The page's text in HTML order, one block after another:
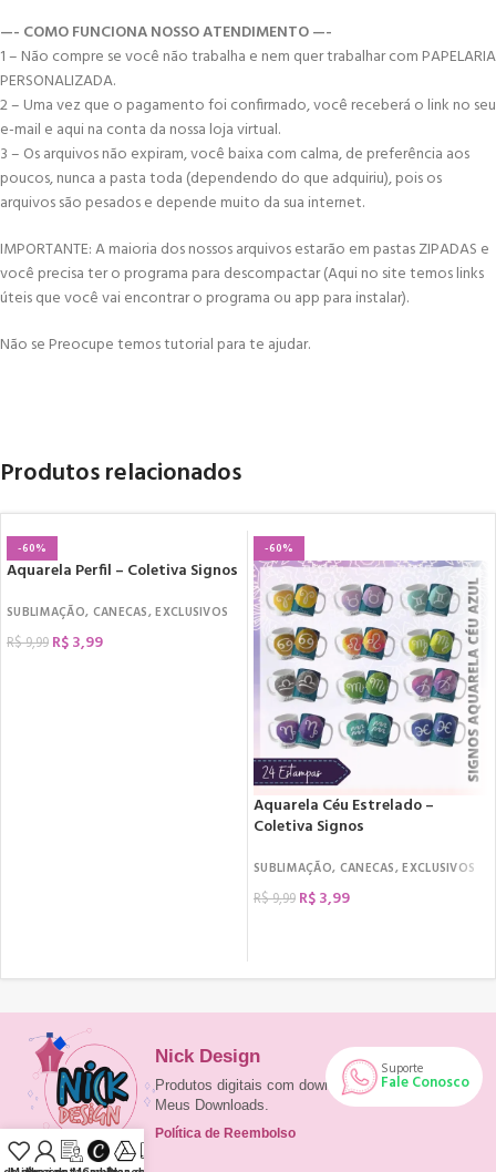
—- COMO FUNCIONA NOSSO ATENDIMENTO —-
1 – Não compre se você não trabalha e nem quer trabalhar com PAPELARIA
PERSONALIZADA.
2 – Uma vez que o pagamento foi confirmado, você receberá o link no seu
e-mail e aqui na conta da nossa loja virtual.
3 – Os arquivos não expiram, você baixa com calma, de preferência aos
poucos, nunca a pasta toda (dependendo do que adquiriu), pois os
arquivos são pesados e depende muito da sua internet.
IMPORTANTE: A maioria dos nossos arquivos estarão em pastas ZIPADAS e
você precisa ter o programa para descompactar (Aqui no site temos links
úteis que você vai encontrar o programa ou app para instalar).
Não se Preocupe temos tutorial para te ajudar.
Produtos relacionados
-60%
Aquarela Perfil – Coletiva Signos
SUBLIMAÇÃO, CANECAS,EXCLUSIVOS
R$9,99 R$3,99
-60%
Aquarela Céu Estrelado –
Coletiva Signos
SUBLIMAÇÃO, CANECAS,EXCLUSIVOS
R$9,99 R$3,99
Suporte
Fale Conosco
Nick Design
Produtos digitais com download imediato em
Meus Downloads.
Política de Reembolso